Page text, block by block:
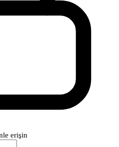
erişin